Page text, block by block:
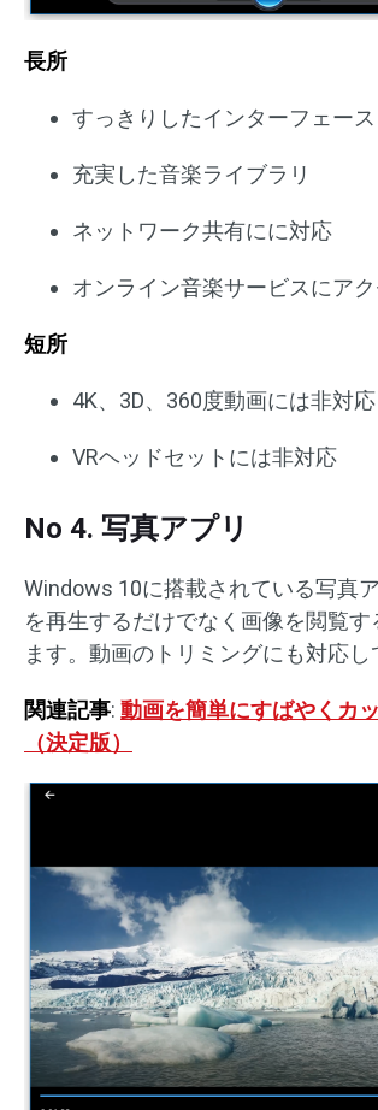
長所
すっきりしたインターフェース
充実した音楽ライブラリ
ネットワーク共有にに対応
オンライン音楽サービスにア
短所
4K、3D、360度動画には非対応
VRヘッドセットには非対応
No 4. 写真アプリ
Windows 10に搭載されている写真
を再生するだけでなく画像を閲覧す
ます。動画のトリミングにも対応し
関連記事: 動画を簡単にすばやくカ
（決定版）